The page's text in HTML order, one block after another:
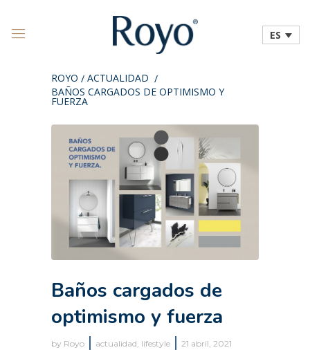
ES
ROYO / ACTUALIDAD /
BAÑOS CARGADOS DE OPTIMISMO Y
FUERZA
Baños cargados de
optimismo y fuerza
by Royo actualidad, lifestyle 21 abril, 2021